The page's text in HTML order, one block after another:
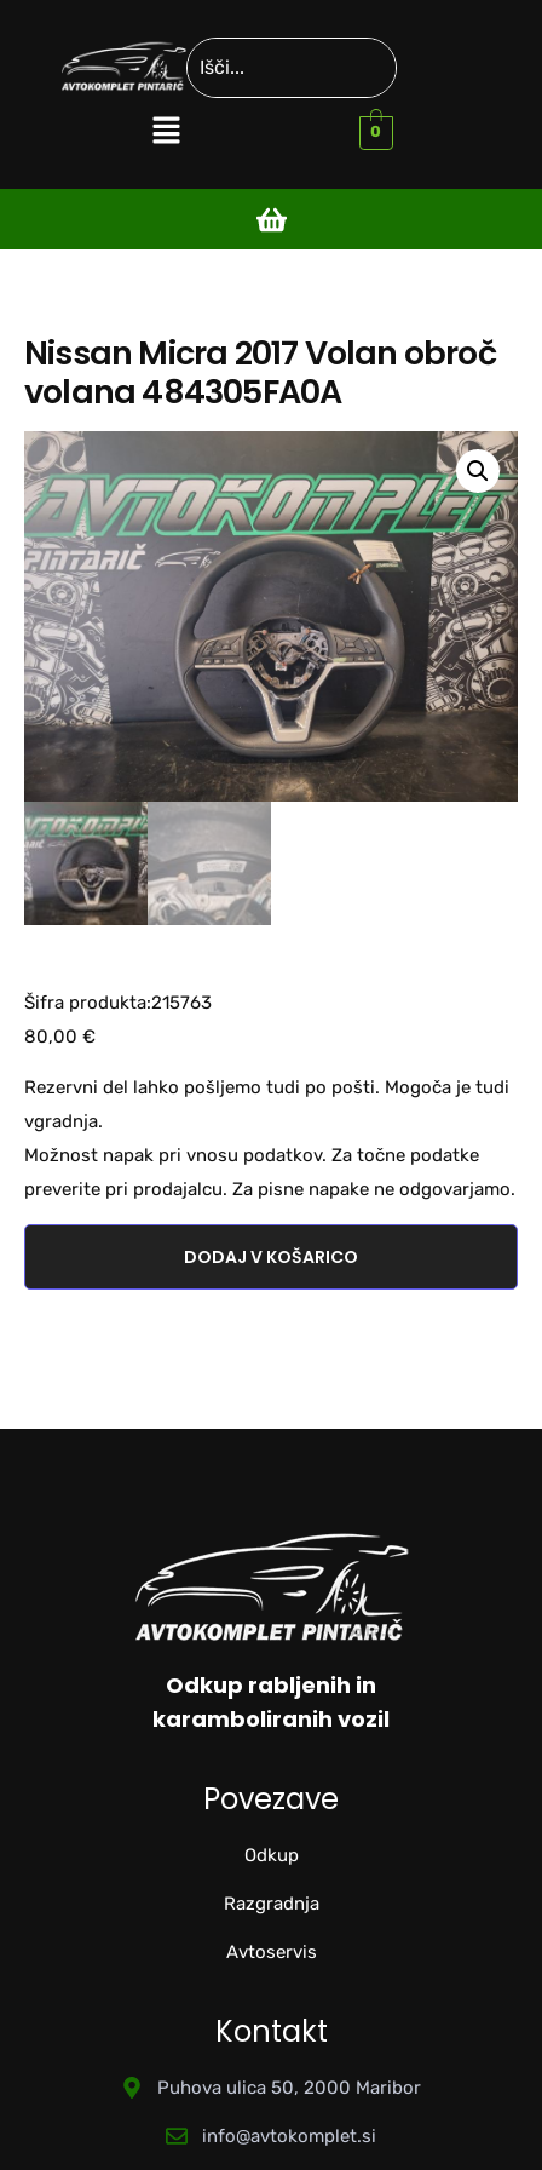
0
Nissan Micra 2017 Volan obroč
volana 484305FA0A
Šifra produkta:215763
80,00 €
Rezervni del lahko pošljemo tudi po pošti. Mogoča je tudi
vgradnja.
Možnost napak pri vnosu podatkov. Za točne podatke
preverite pri prodajalcu. Za pisne napake ne odgovarjamo.
DODAJ V KOŠARICO
Odkup rabljenih in
karamboliranih vozil
Povezave
Odkup
Razgradnja
Avtoservis
Kontakt
Puhova ulica 50, 2000 Maribor
info@avtokomplet.si